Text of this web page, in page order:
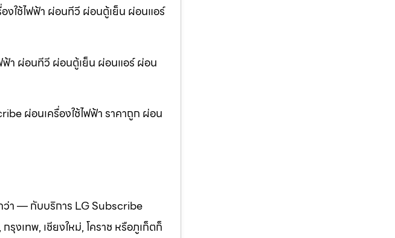
ใช้ไฟฟ้า ผ่อนทีวี ผ่อนตู้เย็น ผ่อนแอร์
ฟ้า ผ่อนทีวี ผ่อนตู้เย็น ผ่อนแอร์ ผ่อน
ผ่อนเครื่องใช้ไฟฟ้า ราคาถูก ผ่อน
ว่า — กับบริการ LG Subscribe
งเทพ, เชียงใหม่, โคราช หรือภูเก็ตก็